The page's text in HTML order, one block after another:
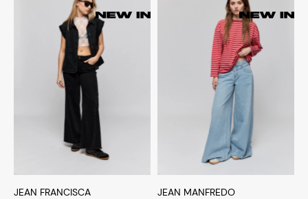
JEAN FRANCISCA JEAN MANFREDO